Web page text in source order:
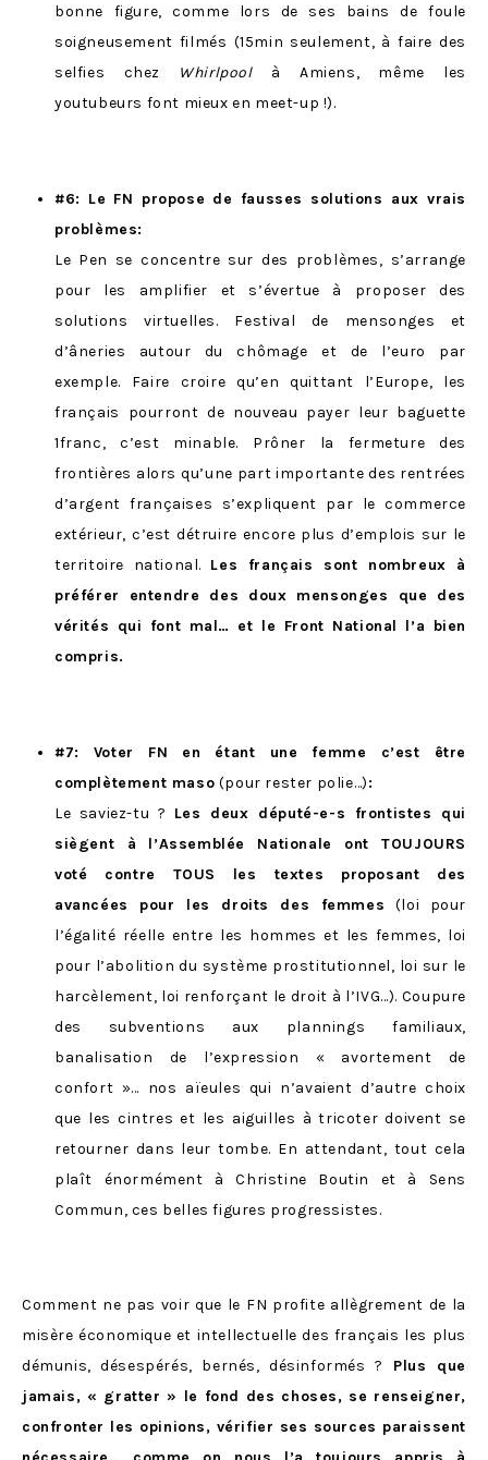
bonne figure, comme lors de ses bains de foule
soigneusement filmés (15min seulement, à faire des
selfies chez
Whirlpoolà Amiens, même les
youtubeurs font mieux en meet-up !).
#6: Le FN propose de fausses solutions aux vrais
problèmes:
Le Pen se concentre sur des problèmes, s’arrange
pour les amplifier et s’évertue à proposer des
solutions virtuelles. Festival de mensonges et
d’âneries autour du chômage et de l’euro par
exemple. Faire croire qu’en quittant l’Europe, les
français pourront de nouveau payer leur baguette
1franc, c’est minable. Prôner la fermeture des
frontières alors qu’une part importante des rentrées
d’argent françaises s’expliquent par le commerce
extérieur, c’est détruire encore plus d’emplois sur le
territoire national. Les français sont nombreux à
préférer entendre des doux mensonges que des
vérités qui font mal… et le Front National l’a bien
compris.
#7: Voter FN en étant une femme c’est être
complètement maso (pour rester polie…):
Le saviez-tu ? Les deux député-e-s frontistes qui
siègent à l’Assemblée Nationale ont TOUJOURS
voté contre TOUS les textes proposant des
avancées pour les droits des femmes (loi pour
l’égalité réelle entre les hommes et les femmes, loi
pour l’abolition du système prostitutionnel, loi sur le
harcèlement, loi renforçant le droit à l’IVG…). Coupure
des subventions aux plannings familiaux,
banalisation de l’expression « avortement de
confort »… nos aïeules qui n’avaient d’autre choix
que les cintres et les aiguilles à tricoter doivent se
retourner dans leur tombe. En attendant, tout cela
plaît énormément à Christine Boutin et à Sens
Commun, ces belles figures progressistes.
Comment ne pas voir que le FN profite allègrement de la
misère économique et intellectuelle des français les plus
démunis, désespérés, bernés, désinformés ?
Plus que
jamais, « gratter » le fond des choses, se renseigner,
confronter les opinions, vérifier ses sources paraissent